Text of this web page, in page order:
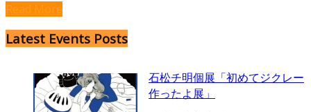
Read More
Latest Events Posts
石松チ明個展「初めてジクレー
作ったよ展」